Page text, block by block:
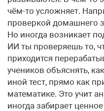
чём-то усложняет.
проверкой домашнего
Но иногда возникает
ИИ ты проверяешь то,
приходится
учеников объяснять,
иной тест, прямо как
математике. Это учит
иногда забирает